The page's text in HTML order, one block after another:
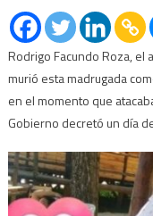
Rodrigo Facundo Roza, el
murió esta madrugada
en el momento que
Gobierno decretó un día